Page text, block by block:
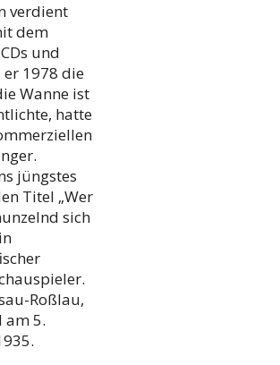
verdient
dem
und
er 1978 die
Wanne ist
hatte
jüngstes
Titel „Wer
sich
Roßlau,
am 5.